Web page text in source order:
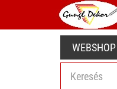
WEBSHOP